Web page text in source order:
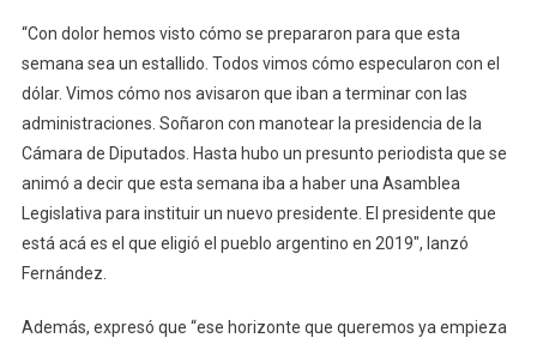
“Con dolor hemos visto cómo se prepararon para que esta
semana sea un estallido. Todos vimos cómo especularon con el
dólar. Vimos cómo nos avisaron que iban a terminar con las
administraciones. Soñaron con manotear la presidencia de la
Cámara de Diputados. Hasta hubo un presunto periodista que se
animó a decir que esta semana iba a haber una Asamblea
Legislativa para instituir un nuevo presidente. El presidente que
está acá es el que eligió el pueblo argentino en 2019″, lanzó
Fernández.
Además, expresó que “ese horizonte que queremos ya empieza